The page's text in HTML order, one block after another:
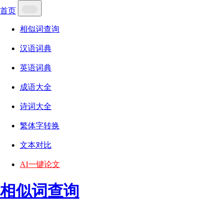
首页
相似词查询
汉语词典
英语词典
成语大全
诗词大全
繁体字转换
文本对比
AI一键论文
相似词查询